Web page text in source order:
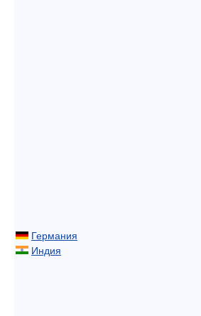
Германия
Индия